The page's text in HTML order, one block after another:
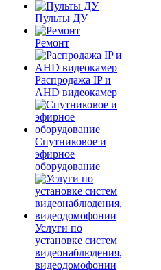
Пульты ДУ
Ремонт
Распродажа IP и
AHD видеокамер
Спутниковое и
эфирное
оборудование
Услуги по
установке систем
видеонаблюдения,
видеодомофонии